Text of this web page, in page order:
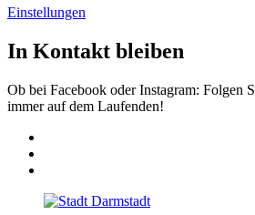
Einstellungen
In Kontakt bleiben
Ob bei Facebook oder Instagram: Folgen
immer auf dem Laufenden!